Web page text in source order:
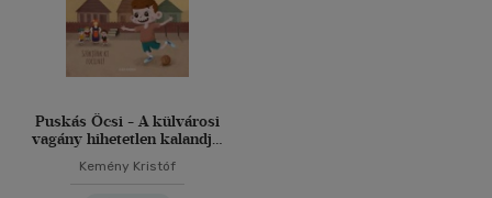
Puskás Öcsi - A külvárosi
vagány hihetetlen kalandjai
Kemény Kristóf